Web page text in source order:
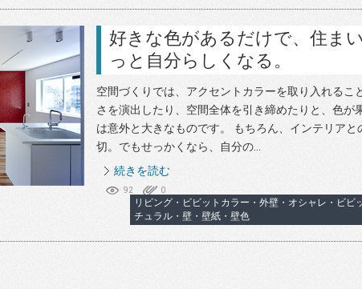
好きな色があるだけで、住ま
っと自分らしくなる。
空間づくりでは、アクセントカラーを取り入れるこ
さを演出したり、空間全体を引き締めたりと、色が
は意外と大きなものです。 もちろん、インテリアと
切。でもせっかくなら、自分の...
続きを読む
92 0
リビング・ビビットカラー・外壁・オシャレ・ビビ
チュラル・壁・壁紙・壁色